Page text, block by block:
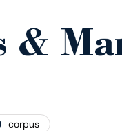
corpus